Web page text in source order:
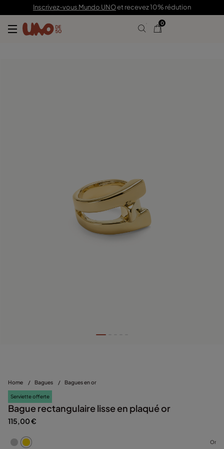
Inscrivez-vous Mundo UNOet recevez 10% rédution
0
Home / Bagues / Bagues en or
Serviette offerte
Bague rectangulaire lisse en plaqué or
115,00 €
Or